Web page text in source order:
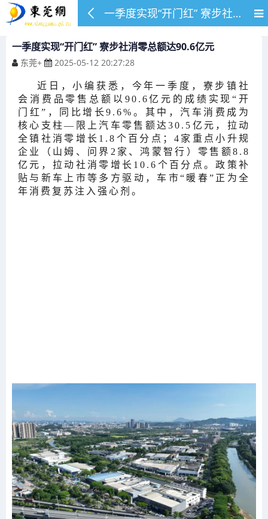
一季度实现“开门红” 寮步社消零总额达90.6亿元
一季度实现“开门红” 寮步社消零总额达90.6亿元
东莞+ 2025-05-12 20:27:28
近日，小编获悉，今年一季度，寮步镇社
会消费品零售总额以90.6亿元的成绩实现“开
门红”，同比增长9.6%。其中，汽车消费成为
核心支柱—限上汽车零售额达30.5亿元，拉动
全镇社消零增长1.8个百分点；4家重点小升规
企业（山姆、问界2家、鸿蒙智行）零售额8.8
亿元，拉动社消零增长10.6个百分点。政策补
贴与新车上市等多方驱动，车市“暖春”正为全
年消费复苏注入强心剂。